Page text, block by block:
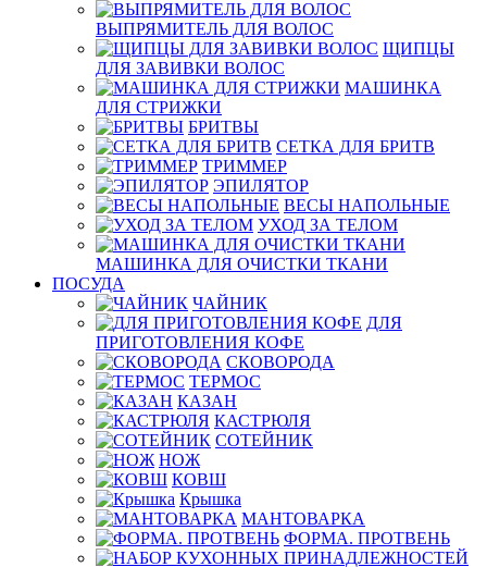
ВЫПРЯМИТЕЛЬ ДЛЯ ВОЛОС
ЩИПЦЫ
ДЛЯ ЗАВИВКИ ВОЛОС
МАШИНКА
ДЛЯ СТРИЖКИ
БРИТВЫ
СЕТКА ДЛЯ БРИТВ
ТРИММЕР
ЭПИЛЯТОР
ВЕСЫ НАПОЛЬНЫЕ
УХОД ЗА ТЕЛОМ
МАШИНКА ДЛЯ ОЧИСТКИ ТКАНИ
ПОСУДА
ЧАЙНИК
ДЛЯ
ПРИГОТОВЛЕНИЯ КОФЕ
СКОВОРОДА
ТЕРМОС
КАЗАН
КАСТРЮЛЯ
СОТЕЙНИК
НОЖ
КОВШ
Крышка
МАНТОВАРКА
ФОРМА. ПРОТВЕНЬ